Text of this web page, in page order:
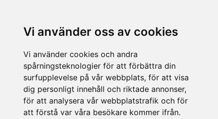
Vi använder oss av cookies
Vi använder cookies och andra
spårningsteknologier för att förbättra din
surfupplevelse på vår webbplats, för att visa
dig personligt innehåll och riktade annonser,
för att analysera vår webbplatstrafik och för
att förstå var våra besökare kommer ifrån.